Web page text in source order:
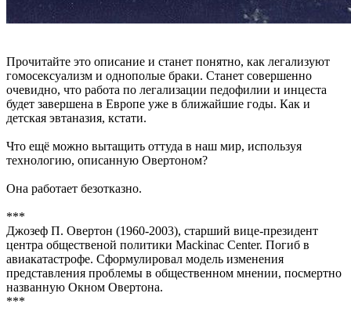
Прочитайте это описание и станет понятно, как легализуют
гомосексуализм и однополые браки. Станет совершенно
очевидно, что работа по легализации педофилии и инцеста
будет завершена в Европе уже в ближайшие годы. Как и
детская эвтаназия, кстати.
Что ещё можно вытащить оттуда в наш мир, используя
технологию, описанную Овертоном?
Она работает безотказно.
***
Джозеф П. Овертон (1960-2003), старший вице-президент
центра общественой политики Mackinac Center. Погиб в
авиакатастрофе. Сформулировал модель изменения
представления проблемы в общественном мнении, посмертно
названную Окном Овертона.
***